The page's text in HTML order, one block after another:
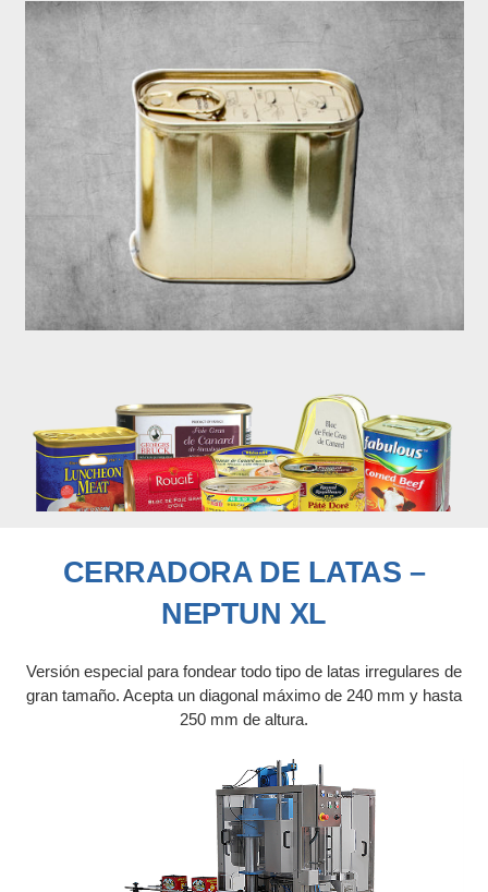
CERRADORA DE LATAS –
NEPTUN XL
Versión especial para fondear todo tipo de latas irregulares de
gran tamaño. Acepta un diagonal máximo de 240 mm y hasta
250 mm de altura.